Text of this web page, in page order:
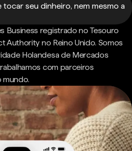
tocar seu dinheiro, nem mesmo a
Business registrado no Tesouro
Authority no Reino Unido. Somos
Holandesa de Mercados
com parceiros
mundo.